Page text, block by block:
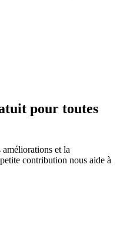
pour toutes
et la
contribution nous aide à